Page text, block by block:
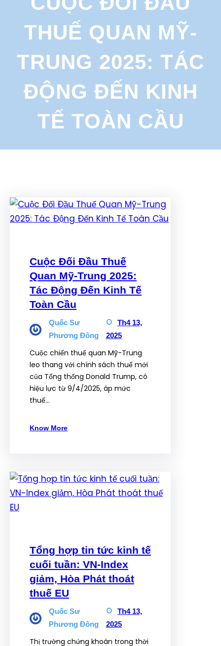
h
THUẾ QUAN MỸ-
TRUNG 2025: TÁC
ĐỘNG ĐẾN KINH
TẾ TOÀN CẦU
Cuộc Đối Đầu Thuế
Quan Mỹ-Trung 2025:
Tác Động Đến Kinh Tế
Toàn Cầu
Quốc Sư
Phương Đông
Th4 13,
2025
Cuộc chiến thuế quan Mỹ-Trung
leo thang với chính sách thuế mới
của Tổng thống Donald Trump, có
hiệu lực từ 9/4/2025, áp mức
thuế…
Know More
Tổng hợp tin tức kinh tế
cuối tuần: VN-Index
giảm, Hòa Phát thoát
thuế EU
Quốc Sư
Phương Đông
Th4 13,
2025
Thị trường chứng khoán trong thời